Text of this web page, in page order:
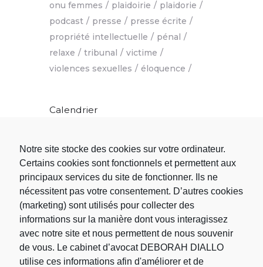
Notre site stocke des cookies sur votre ordinateur.
Certains cookies sont fonctionnels et permettent aux
principaux services du site de fonctionner. Ils ne
nécessitent pas votre consentement. D’autres cookies
(marketing) sont utilisés pour collecter des
informations sur la manière dont vous interagissez
avec notre site et nous permettent de nous souvenir
de vous. Le cabinet d’avocat DEBORAH DIALLO
utilise ces informations afin d'améliorer et de
onu femmes
plaidoirie
plaidorie
podcast
presse
presse écrite
propriété intellectuelle
pénal
relaxe
tribunal
victime
violences sexuelles
éloquence
Calendrier
L M M J V S D
1
2
3
4 5 6 7 8
9
10
11 12 13 14 15
16
17
18 19 20 21 22
24
25 26 27 28 29
30
31
« Nov